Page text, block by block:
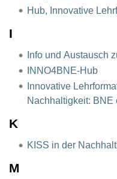
Hub, Innovative
I
Info und Austausch
INNO4BNE-Hub
Innovative
Nachhaltigkeit: BNE
K
KISS in der
M